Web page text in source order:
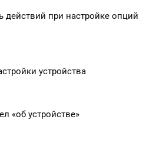
действий при настройке опций
устройства
«об устройстве»